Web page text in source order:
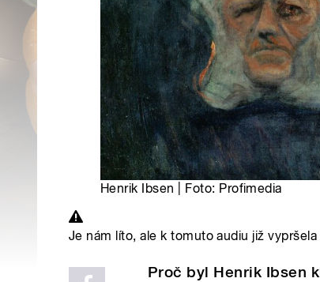
Henrik Ibsen | Foto: Profimedia
Je nám líto, ale k tomuto audiu již vypršela
Proč byl Henrik Ibsen